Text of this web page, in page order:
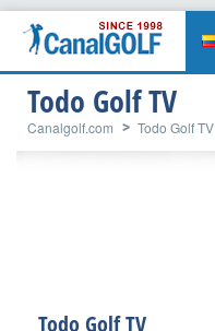
Todo Golf TV
Canalgolf.com Todo Golf TV
Todo Golf TV